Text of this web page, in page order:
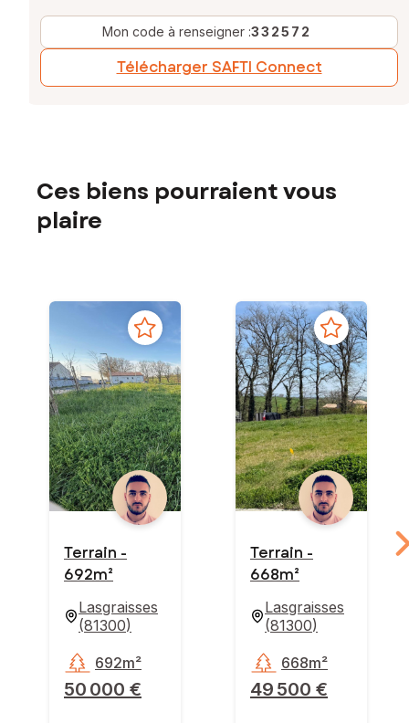
Mon code à renseigner :332572
Télécharger SAFTI Connect
Ces biens pourraient vous
plaire
Terrain -
692m²
Lasgraisses
(81300)
50 000 €
692m²
Terrain -
668m²
Lasgraisses
(81300)
49 500 €
668m²